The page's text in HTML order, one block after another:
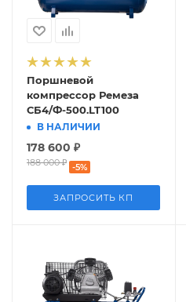
Поршневой
компрессор Ремеза
СБ4/Ф-500.LT100
В НАЛИЧИИ
178 600 ₽
188 000₽ -5%
ЗАПРОСИТЬ КП